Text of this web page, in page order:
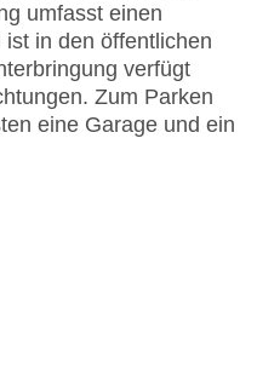
umfasst einen
in den öffentlichen
verfügt
Zum Parken
eine Garage und ein